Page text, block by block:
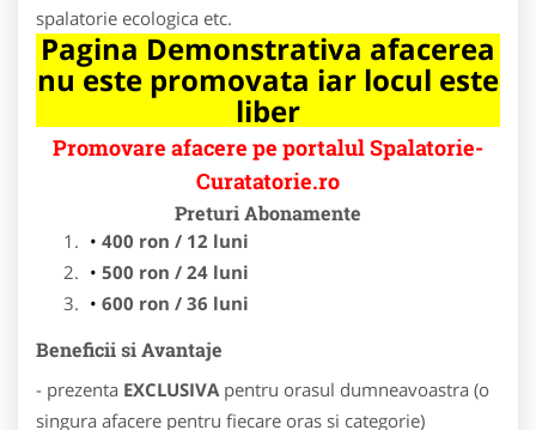
spalatorie ecologica etc.
Pagina Demonstrativa afacerea
nu este promovata iar locul este
liber
Promovare afacere pe portalul Spalatorie-
Curatatorie.ro
Preturi Abonamente
400 ron / 12 luni
500 ron / 24 luni
600 ron / 36 luni
Beneficii si Avantaje
- prezenta EXCLUSIVA pentru orasul dumneavoastra (o
singura afacere pentru fiecare oras si categorie)